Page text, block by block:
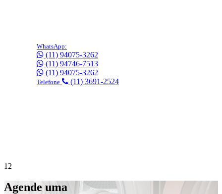
WhatsApp:
(11) 94075-3262
(11) 94746-7513
(11) 94075-3262
Telefone (11) 3691-2524
1 2
Agende uma